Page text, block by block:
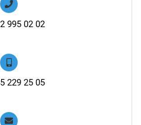
995 02 02
229 25 05